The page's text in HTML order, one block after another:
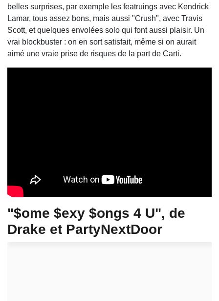
belles surprises, par exemple les featruings avec Kendrick
Lamar, tous assez bons, mais aussi "Crush", avec Travis
Scott, et quelques envolées solo qui font aussi plaisir. Un
vrai blockbuster : on en sort satisfait, même si on aurait
aimé une vraie prise de risques de la part de Carti.
"$ome $exy $ongs 4 U", de
Drake et PartyNextDoor